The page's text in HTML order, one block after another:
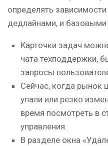
определять
дедлайнами, и базовыми
Карточки задач
чата техподдержки,
запросы
Сейчас, когда
упали или резко
время посмотреть в
управления.
В разделе окна